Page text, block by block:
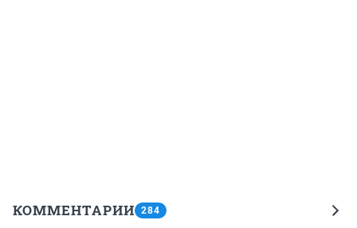
КОММЕНТАРИИ 284